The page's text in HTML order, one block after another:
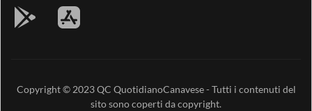
Copyright © 2023QC QuotidianoCanavese- Tutti i contenuti del
sito sono coperti da copyright.